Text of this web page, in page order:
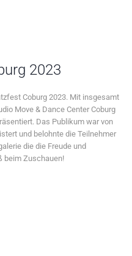
2023
Coburg 2023. Mit insgesamt
Move & Dance Center Coburg
Das Publikum war von
und belohnte die Teilnehmer
die die Freude und
beim Zuschauen!